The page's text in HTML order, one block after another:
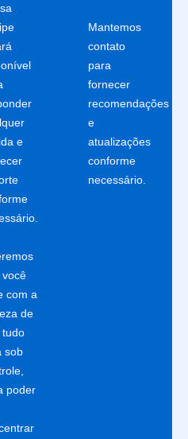
e
com a
de
tudo
sob
poder
Mantemos
contato
para
fornecer
recomendações
e
atualizações
conforme
necessário.